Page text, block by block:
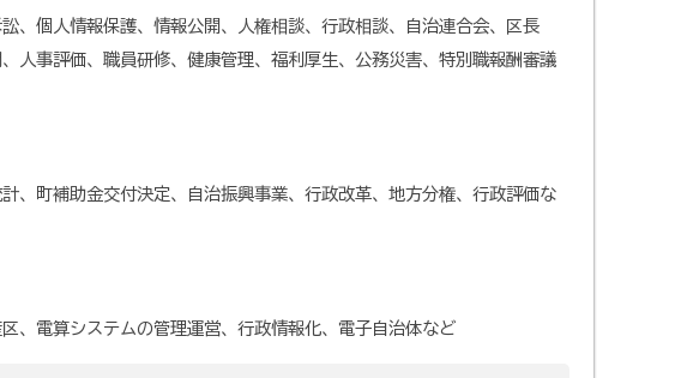
、個人情報保護、情報公開、人権相談、行政相談、自治連合会、区長
人事評価、職員研修、健康管理、福利厚生、公務災害、特別職報酬審議
、町補助金交付決定、自治振興事業、行政改革、地方分権、行政評価な
、電算システムの管理運営、行政情報化、電子自治体など